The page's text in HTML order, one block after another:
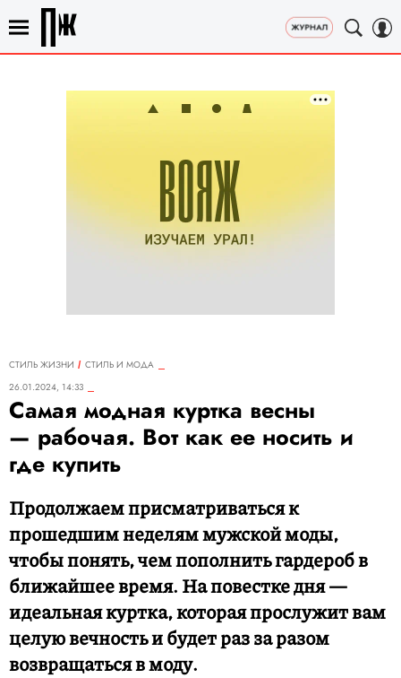
СТИЛЬ ЖИЗНИ
СТИЛЬ И МОДА
26.01.2024, 14:33
Самая модная куртка весны
— рабочая. Вот как ее носить и
где купить
Продолжаем присматриваться к
прошедшим неделям мужской моды,
чтобы понять, чем пополнить гардероб в
ближайшее время. На повестке дня —
идеальная куртка, которая прослужит вам
целую вечность и будет раз за разом
возвращаться в моду.